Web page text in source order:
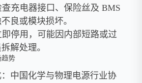
充电器接口、保险丝及 BMS
良或模块损坏。
停用，可能因内部短路或过
解处理。
趋势
中国化学与物理电源行业协